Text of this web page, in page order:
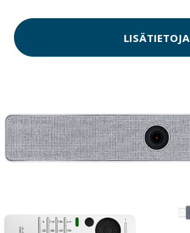
LISÄTIETOJA